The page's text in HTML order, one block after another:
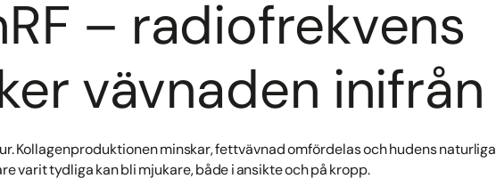
– radiofrekvens
vävnaden inifrån
Kollagenproduktionen minskar, fettvävnad omfördelas och hudens naturliga
varit tydliga kan bli mjukare, både i ansikte och på kropp.